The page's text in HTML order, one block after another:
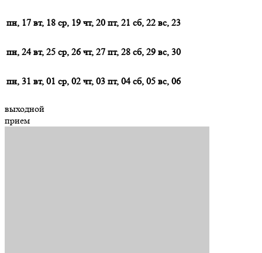
пн, 17 вт, 18 ср, 19 чт, 20 пт, 21 сб, 22 вс, 23
пн, 24 вт, 25 ср, 26 чт, 27 пт, 28 сб, 29 вс, 30
пн, 31 вт, 01 ср, 02 чт, 03 пт, 04 сб, 05 вс, 06
выходной
прием